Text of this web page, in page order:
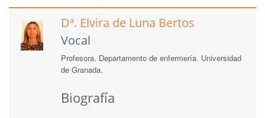
Dª. Elvira de Luna Bertos
Vocal
Profesora. Departamento de enfermería. Universidad
de Granada.
Biografía